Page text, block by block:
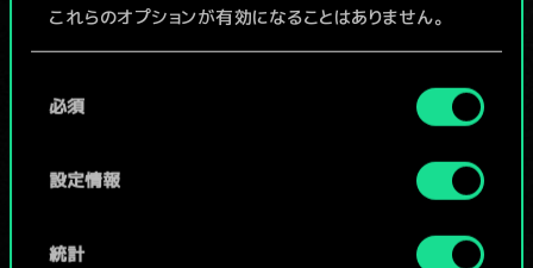
これらのオプションが有効になることはありません。
詳細は、下記の「設定」メニューでご確認ください。
必須
設定情報
統計
デッキを編集